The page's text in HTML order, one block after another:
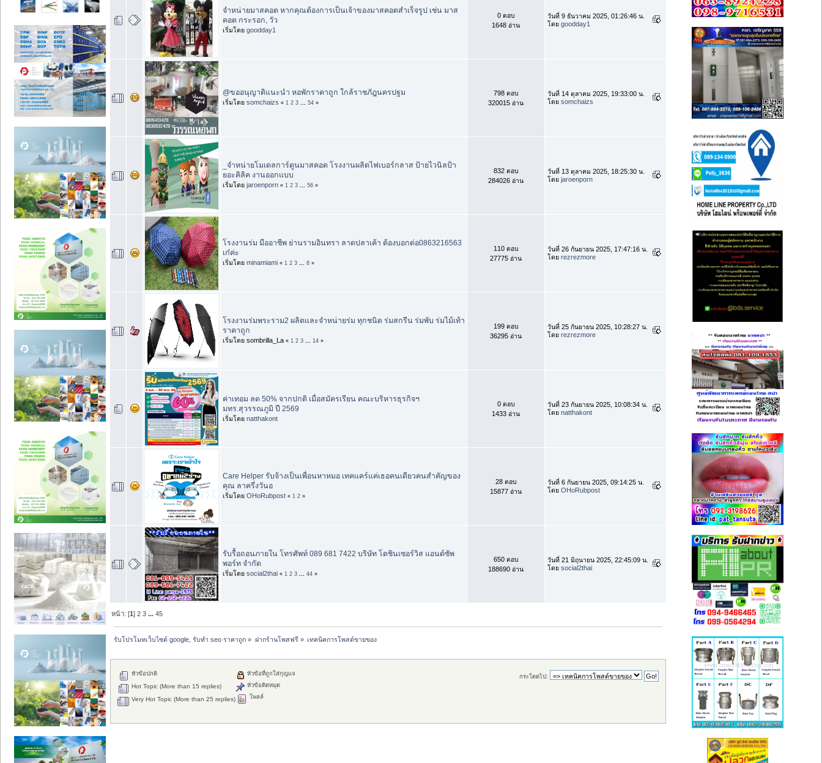
จำหน่ายมาสคอต หากคุณต้องการเป็นเจ้าของมาสคอตสำเร็จรูป เช่น มาส
คอต กระรอก, วัว
เริ่มโดย goodday1
0 ตอบ
1648 อ่าน
วันที่ 9 ธันวาคม 2025, 01:26:46 น.
โดย goodday1
@ขออนุญาติแนะนำ หอพักราคาถูก ใกล้ราชภัฎนครปฐม
เริ่มโดย somchaizs « 1 2 3 54 »
798 ตอบ
320015 อ่าน
วันที่ 14 ตุลาคม 2025, 19:33:00 น.
โดย somchaizs
_จำหน่ายโมเดลการ์ตูนมาสคอต โรงงานผลิตไฟเบอร์กลาส ป้ายไวนิลป้า
ยอะคิลิค งานออกแบบ
เริ่มโดย jaroenporn « 1 2 3 56 »
832 ตอบ
284026 อ่าน
วันที่ 13 ตุลาคม 2025, 18:25:30 น.
โดย jaroenporn
โรงงานร่ม มืออาชีพ ย่านรามอินทรา ลาดปลาเค้า ต้องบอกต่อ0863216563
เก๋ค่ะ
เริ่มโดย minamiami « 1 2 3 8 »
110 ตอบ
27775 อ่าน
วันที่ 26 กันยายน 2025, 17:47:16 น.
โดย rezrezmore
โรงงานร่มพระราม2 ผลิตและจำหน่ายร่ม ทุกชนิด ร่มสกรีน ร่มพับ ร่มไม้เท้า
ราคาถูก
เริ่มโดย sombrilla_La « 1 2 3 14 »
199 ตอบ
36295 อ่าน
วันที่ 25 กันยายน 2025, 10:28:27 น.
โดย rezrezmore
ค่าเทอม ลด 50% จากปกติ เมื่อสมัครเรียน คณะบริหารธุรกิจฯ
มทร.สุวรรณภูมิ ปี 2569
เริ่มโดย natthakont
0 ตอบ
1433 อ่าน
วันที่ 23 กันยายน 2025, 10:08:34 น.
โดย natthakont
Care Helper รับจ้างเป็นเพื่อนหาหมอ เทคแคร์แค่เธอคนเดียวคนสำคัญของ
คุณ ลาครึ่งวันอ
เริ่มโดย OHoRubpost « 1 2 »
28 ตอบ
15877 อ่าน
วันที่ 6 กันยายน 2025, 09:14:25 น.
โดย OHoRubpost
รับรื้อถอนภายใน โทรศัพท์ 089 681 7422 บริษัท โตชินเซอร์วิส แอนด์ซัพ
พอร์ท จำกัด
เริ่มโดย social2thai « 1 2 3 44 »
650 ตอบ
188690 อ่าน
วันที่ 21 มิถุนายน 2025, 22:45:09 น.
โดย social2thai
หน้า: [1]2 3 ...45
รับโปรโมทเว็บไซต์ google, รับทำ seo ราคาถูก » ฝากร้านโพสฟรี» เทคนิคการโพสต์ขายของ
กระโดดไป:
หัวข้อปกติ
Hot Topic (More than 15 replies)
Very Hot Topic (More than 25 replies)
หัวข้อที่ถูกใส่กุญแจ
หัวข้อติดหมุด
โพลล์